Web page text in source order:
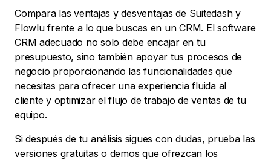
Compara las ventajas y desventajas de Suitedash y
Flowlu frente a lo que buscas en un CRM. El software
CRM adecuado no solo debe encajar en tu
presupuesto, sino también apoyar tus procesos de
negocio proporcionando las funcionalidades que
necesitas para ofrecer una experiencia fluida al
cliente y optimizar el flujo de trabajo de ventas de tu
equipo.
Si después de tu análisis sigues con dudas, prueba las
versiones gratuitas o demos que ofrezcan los